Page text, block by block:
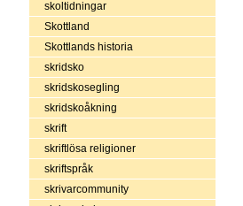
skoltidningar
Skottland
Skottlands historia
skridsko
skridskosegling
skridskoåkning
skrift
skriftlösa religioner
skriftspråk
skrivarcommunity